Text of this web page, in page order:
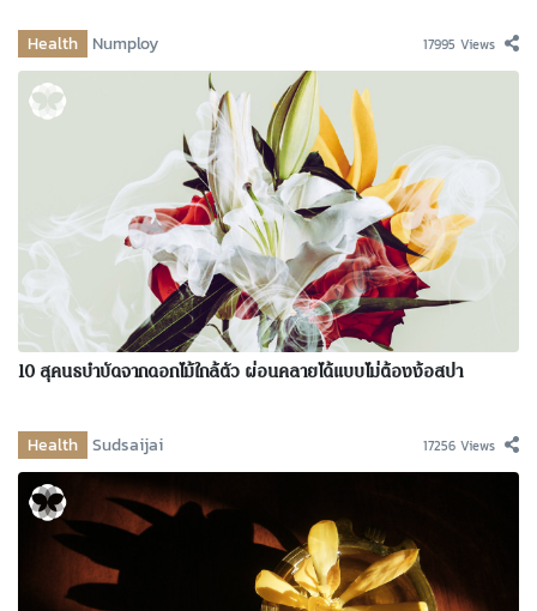
Health Numploy 17995 Views
10 สุคนธบำบัดจากดอกไม้ใกล้ตัว ผ่อนคลายได้แบบไม่ต้องง้อสปา
Health Sudsaijai 17256 Views